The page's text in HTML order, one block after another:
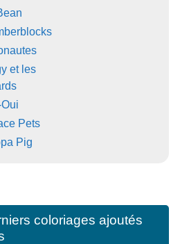
et les
Pets
Pig
coloriages ajoutés